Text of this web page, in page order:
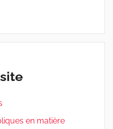
en matière